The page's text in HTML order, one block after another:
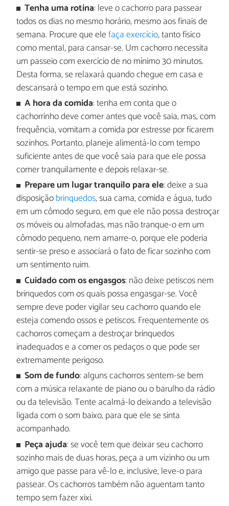
Tenha uma rotina: leve o cachorro para passear
todos os dias no mesmo horário, mesmo aos finais de
semana. Procure que elefaça exercício, tanto físico
como mental, para cansar-se. Um cachorro necessita
um passeio com exercício de no mínimo 30 minutos.
Desta forma, se relaxará quando chegue em casa e
descansará o tempo em que está sozinho.
A hora da comida: tenha em conta que o
cachorrinho deve comer antes que você saia, mas, com
frequência, vomitam a comida por estresse por ficarem
sozinhos. Portanto, planeje alimentá-lo com tempo
suficiente antes de que você saia para que ele possa
comer tranquilamente e depois relaxar-se.
Prepare um lugar tranquilo para ele: deixe a sua
disposiçãobrinquedos, sua cama, comida e água, tudo
em um cômodo seguro, em que ele não possa destroçar
os móveis ou almofadas, mas não tranque-o em um
cômodo pequeno, nem amarre-o, porque ele poderia
sentir-se preso e associará o fato de ficar sozinho com
um sentimento ruim.
Cuidado com os engasgos: não deixe petiscos nem
brinquedos com os quais possa engasgar-se. Você
sempre deve poder vigilar seu cachorro quando ele
esteja comendo ossos e petiscos. Frequentemente os
cachorros começam a destroçar brinquedos
inadequados e a comer os pedaços o que pode ser
extremamente perigoso.
Som de fundo: alguns cachorros sentem-se bem
com a música relaxante de piano ou o barulho da rádio
ou da televisão. Tente acalmá-lo deixando a televisão
ligada com o som baixo, para que ele se sinta
acompanhado.
Peça ajuda: se você tem que deixar seu cachorro
sozinho mais de duas horas, peça a um vizinho ou um
amigo que passe para vê-lo e, inclusive, leve-o para
passear. Os cachorros também não aguentam tanto
tempo sem fazer xixi.